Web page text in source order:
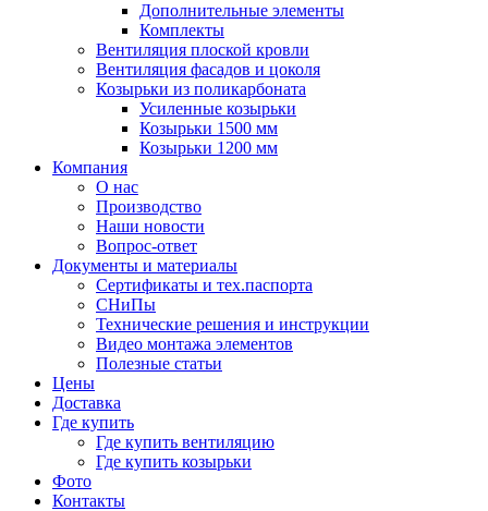
Дополнительные элементы
Комплекты
Вентиляция плоской кровли
Вентиляция фасадов и цоколя
Козырьки из поликарбоната
Усиленные козырьки
Козырьки 1500 мм
Козырьки 1200 мм
Компания
О нас
Производство
Наши новости
Вопрос-ответ
Документы и материалы
Сертификаты и тех.паспорта
СНиПы
Технические решения и инструкции
Видео монтажа элементов
Полезные статьи
Цены
Доставка
Где купить
Где купить вентиляцию
Где купить козырьки
Фото
Контакты